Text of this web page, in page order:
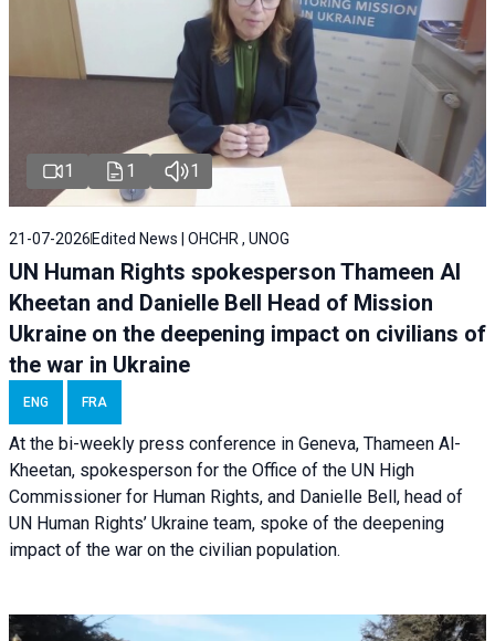
1 1 1
21-07-2026 Edited News | OHCHR , UNOG
UN Human Rights spokesperson Thameen Al
Kheetan and Danielle Bell Head of Mission
Ukraine on the deepening impact on civilians of
the war in Ukraine
ENG FRA
At the bi-weekly press conference in Geneva, Thameen Al-
Kheetan, spokesperson for the Office of the UN High
Commissioner for Human Rights, and Danielle Bell, head of
UN Human Rights’ Ukraine team, spoke of the deepening
impact of the war on the civilian population.